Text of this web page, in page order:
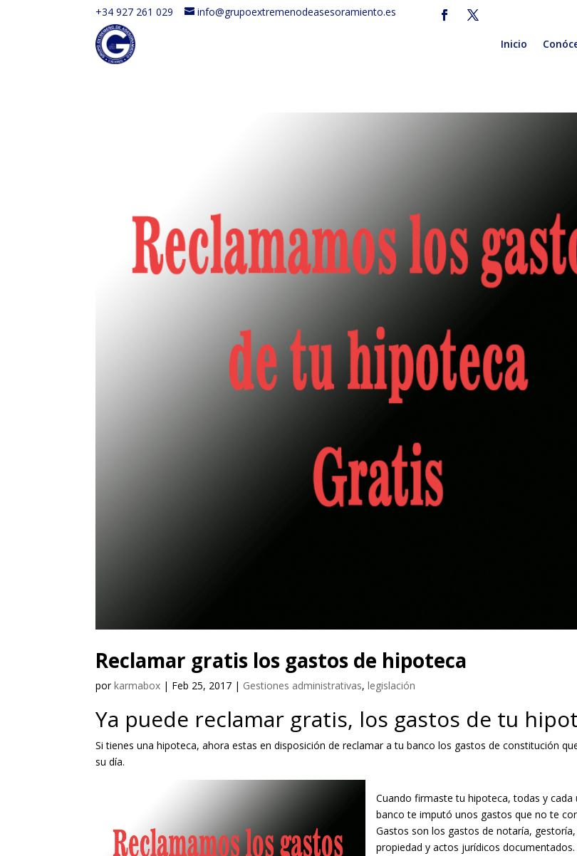
+34 927 261 029 info@grupoextremenodeasesoramiento.es
Inicio
Reclamar gratis los gastos de hipoteca
porkarmabox | Feb 25, 2017 | Gestiones administrativas,legislación
Ya puede reclamar gratis, los gastos de tu
Si tienes una hipoteca, ahora estas en disposición de reclamar a tu banco los gastos de constitución
su día.
Cuando firmaste tu hipoteca, todas y cada
banco te imputó unos gastos que no te
Gastos son los gastos de notaría,
propiedad y actos jurídicos